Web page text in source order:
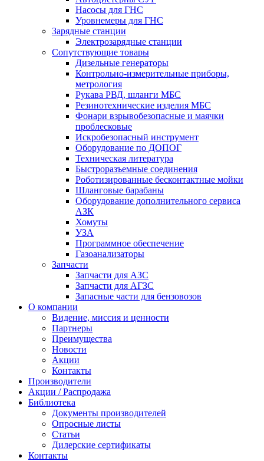
Насосы для ГНС
Уровнемеры для ГНС
Зарядные станции
Электрозарядные станции
Сопутствующие товары
Дизельные генераторы
Контрольно-измерительные приборы,
метрология
Рукава РВД, шланги МБС
Резинотехнические изделия МБС
Фонари взрывобезопасные и маячки
проблесковые
Искробезопасный инструмент
Оборудование по ДОПОГ
Техническая литература
Быстроразъемные соединения
Роботизированные бесконтактные мойки
Шланговые барабаны
Оборудование дополнительного сервиса
АЗК
Хомуты
УЗА
Программное обеспечение
Газоанализаторы
Запчасти
Запчасти для АЗС
Запчасти для АГЗС
Запасные части для бензовозов
О компании
Видение, миссия и ценности
Партнеры
Преимущества
Новости
Акции
Контакты
Производители
Акции / Распродажа
Библиотека
Документы производителей
Опросные листы
Статьи
Дилерские сертификаты
Контакты